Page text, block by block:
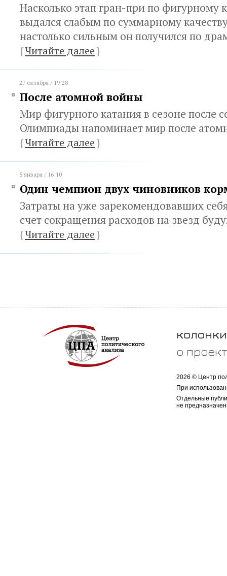
Насколько этап гран-при по фигурному
выдался слабым по суммарному
настолько сильным он получился по
{Читайте далее}
27 октября / 19:28
После атомной войны
Мир фигурного катания в сезоне после
Олимпиады напоминает мир после
{Читайте далее}
5 января / 16:10
Один чемпион двух чиновников
Затраты на уже зарекомендовавших
счет сокращения расходов на звезд
{Читайте далее}
колонки
о
2026 © Центр
При
Отдельные
не